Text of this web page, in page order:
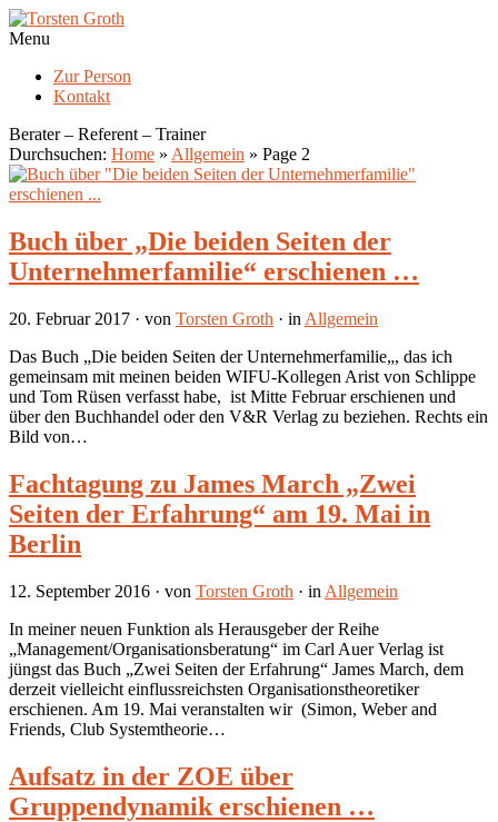
Menu
Zur Person
Kontakt
Berater – Referent – Trainer
Durchsuchen: Home » Allgemein » Page 2
Buch über „Die beiden Seiten der
Unternehmerfamilie“ erschienen …
20. Februar 2017 · von Torsten Groth · in Allgemein
Das Buch „Die beiden Seiten der Unternehmerfamilie„, das ich
gemeinsam mit meinen beiden WIFU-Kollegen Arist von Schlippe
und Tom Rüsen verfasst habe, ist Mitte Februar erschienen und
über den Buchhandel oder den V&R Verlag zu beziehen. Rechts ein
Bild von…
Fachtagung zu James March „Zwei
Seiten der Erfahrung“ am 19. Mai in
Berlin
12. September 2016 · von Torsten Groth · in Allgemein
In meiner neuen Funktion als Herausgeber der Reihe
„Management/Organisationsberatung“ im Carl Auer Verlag ist
jüngst das Buch „Zwei Seiten der Erfahrung“ James March, dem
derzeit vielleicht einflussreichsten Organisationstheoretiker
erschienen. Am 19. Mai veranstalten wir (Simon, Weber and
Friends, Club Systemtheorie…
Aufsatz in der ZOE über
Gruppendynamik erschienen …